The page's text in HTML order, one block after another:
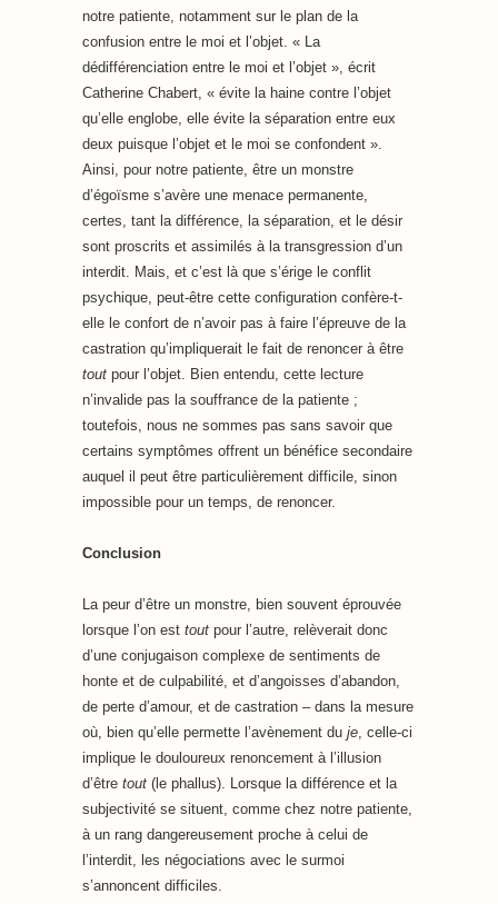
notre patiente, notamment sur le plan de la
confusion entre le moi et l’objet. « La
dédifférenciation entre le moi et l’objet », écrit
Catherine Chabert, « évite la haine contre l’objet
qu’elle englobe, elle évite la séparation entre eux
deux puisque l’objet et le moi se confondent ».
Ainsi, pour notre patiente, être un monstre
d’égoïsme s’avère une menace permanente,
certes, tant la différence, la séparation, et le désir
sont proscrits et assimilés à la transgression d’un
interdit. Mais, et c’est là que s’érige le conflit
psychique, peut-être cette configuration confère-t-
elle le confort de n’avoir pas à faire l’épreuve de la
castration qu’impliquerait le fait de renoncer à être
tout pour l’objet. Bien entendu, cette lecture
n’invalide pas la souffrance de la patiente ;
toutefois, nous ne sommes pas sans savoir que
certains symptômes offrent un bénéfice secondaire
auquel il peut être particulièrement difficile, sinon
impossible pour un temps, de renoncer.
Conclusion
La peur d’être un monstre, bien souvent éprouvée
lorsque l’on est tout pour l’autre, relèverait donc
d’une conjugaison complexe de sentiments de
honte et de culpabilité, et d’angoisses d’abandon,
de perte d’amour, et de castration – dans la mesure
où, bien qu’elle permette l’avènement du je, celle-ci
implique le douloureux renoncement à l’illusion
d’être tout (le phallus). Lorsque la différence et la
subjectivité se situent, comme chez notre patiente,
à un rang dangereusement proche à celui de
l’interdit, les négociations avec le surmoi
s’annoncent difficiles.